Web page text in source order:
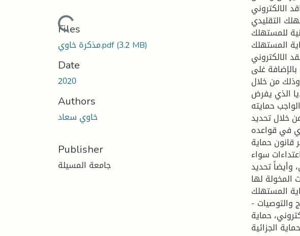
Loading...
Files
مذكرة خاوي.pdf(3.2 MB)
Date
2020
Authors
خاوي سعاد
Publisher
جامعة المسيلة
الالكتروني.
التقليدي
للمستهلك
المستهلك
الالكتروني
غلى
وذلك من خلال
الذي يفرض
حمايته.
خلال تحديد
في قواعده
قانون حماية
سواء
وأيضاً تحديد
المخولة لها
المستهلك.
- ثم انهيت بخاتمة والتي احتوت على أهم النتائج والتوصيات.
حماية
الجزائية.